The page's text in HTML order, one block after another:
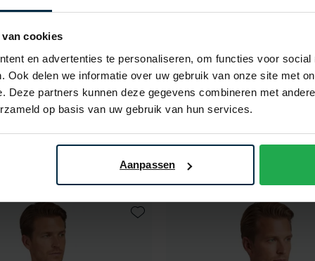
cookies
en advertenties te personaliseren, om functies voor social
Ook delen we informatie over uw gebruik van onze site met
Deze partners kunnen deze gegevens combineren met
op basis van uw gebruik van hun services.
Aanpassen
wit gebreid
Gentiluomo
T-shirt wit effen katoen
€ 149,95